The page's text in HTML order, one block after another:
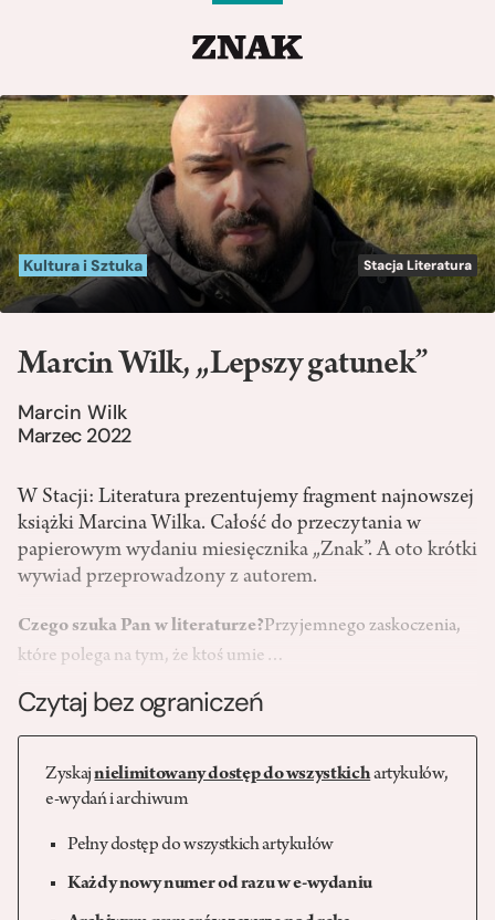
Kultura i Sztuka Stacja Literatura
Marcin Wilk, „Lepszy gatunek”
Marcin Wilk
Marzec 2022
W Stacji: Literatura prezentujemy fragment najnowszej
książki Marcina Wilka. Całość do przeczytania w
papierowym wydaniu miesięcznika „Znak”. A oto krótki
wywiad przeprowadzony z autorem.
Czego szuka Pan w literaturze?Przyjemnego zaskoczenia,
które polega na tym, że ktoś umie…
Czytaj bez ograniczeń
Zyskajnielimitowany dostęp do wszystkichartykułów,
e-wydań i archiwum
Pełny dostęp do wszystkich artykułów
Każdy nowy numer od razu w e-wydaniu